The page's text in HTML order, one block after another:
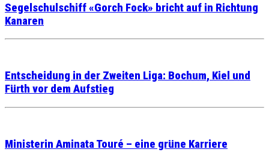
Segelschulschiff «Gorch Fock» bricht auf in Richtung
Kanaren
Entscheidung in der Zweiten Liga: Bochum, Kiel und
Fürth vor dem Aufstieg
Ministerin Aminata Touré – eine grüne Karriere